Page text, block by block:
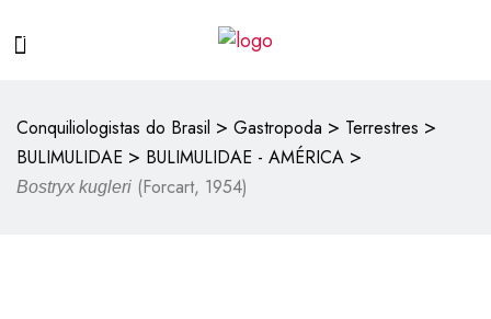
Conquiliologistas do Brasil > Gastropoda > Terrestres >
BULIMULIDAE > BULIMULIDAE - AMÉRICA >
Bostryx kugleri (Forcart, 1954)